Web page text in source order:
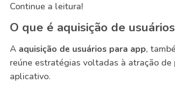
Continue a leitura!
O que é aquisição de
A aquisição de usuários para app,
reúne estratégias voltadas à atração
aplicativo.